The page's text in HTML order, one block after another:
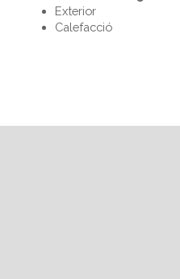
Exterior
Calefacció